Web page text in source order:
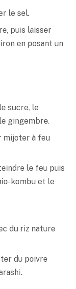
le sel.
puis laisser
en posant un
sucre, le
gingembre.
mijoter à feu
le feu puis
kombu et le
du riz nature
du poivre